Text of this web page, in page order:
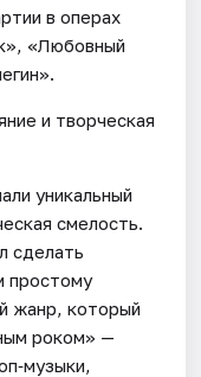
в операх
«Любовный
и творческая
уникальный
смелость.
сделать
простому
жанр, который
роком» —